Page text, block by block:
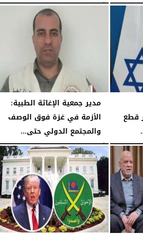
الأربعاء، 14 يناير 2026 03:53 صـ
قطع
مدير جمعية الإغاثة الطبية:
الأزمة في غزة فوق الوصف
والمجتمع الدولي حتى...
الأربعاء، 14 يناير 2026 03:52 صـ